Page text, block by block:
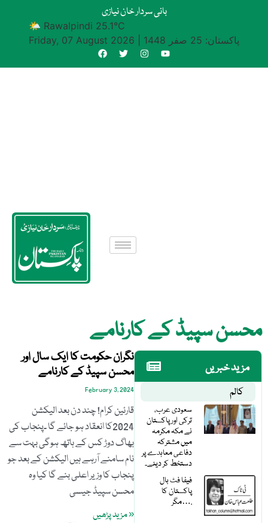
بانی سردار خان نیازی
🌤 Rawalpindi 25.1°C
Friday, 07 August 2026
پاکستان: 25 صفر 1448
محسن سپیڈ کے کارنامے
مزید خبریں
کالم
سعودی عرب،
ترکی اور پاکستان
نے مکہ مکرمہ
میں مشترکہ
دفاعی معاہدے پر
دستخط کر دیئے۔
فیفا فٹ بال
پاکستان کا
مگر….
نگران حکومت کا ایک سال اور
محسن سپیڈ کے کارنامے
February 3, 2024
قارئین کرام! چند دن بعد الیکشن
2024کا انعقاد ہو جائے گا ۔پنجاب کی
بھاگ دوڑ کس کے ہاتھ ہوگی بہت سے
نام سامنے آرہے ہیں الیکشن کے بعد جو
پنجاب کا وزیر اعلی بنے گا کیا وہ
محسن سپیڈ جیسی
« مزید پڑھیں